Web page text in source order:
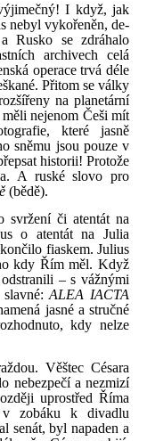
I když, jak
nebyl vykořeněn, de-
Rusko se zdráhalo
archivech celá
operace trvá déle
Přitom se války
na planetární
nejenom Češi mít
které jasně
sněmu jsou pouze v
historii! Protože
A ruské slovo pro
(bědě).
svržení či atentát na
o atentát na Julia
fiaskem. Julius
kdy Řím měl. Když
– s vážnými
slavné:ALEA IACTA
jasné a stručné
kdy nelze
Věštec Césara
nebezpečí a nezmizí
uprostřed Říma
zobáku k divadlu
senát, byl napaden a